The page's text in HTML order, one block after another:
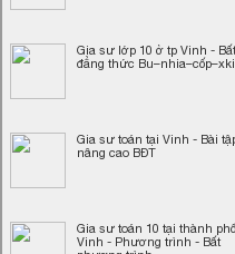
Gia sư lớp 10 ở tp Vinh - Bất
đẳng thức Bu–nhia–cốp–xki
Gia sư toán tại Vinh - Bài
nâng cao BĐT
Gia sư toán 10 tại thành phố
Vinh - Phương trình - Bất